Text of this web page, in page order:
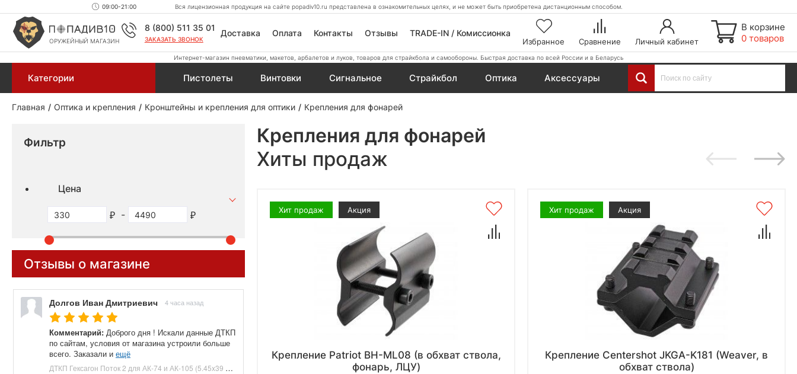
09:00-21:00 Вся лицензионная продукция на сайте popadiv10.ru представлена в ознакомительных целях, и не может быть приобретена дистанционным способом.
ОРУЖЕЙНЫЙ МАГАЗИН
8 (800) 511 35 01
ЗАКАЗАТЬ ЗВОНОК
Доставка Оплата Контакты Отзывы TRADE-IN / Комиссионка
Избранное Сравнение Личный кабинет
В корзине
0 товаров
Интернет-магазин пневматики, макетов, арбалетов и луков, товаров для страйкбола и самообороны. Быстрая доставка по всей России и в Беларусь
Категории Пистолеты Винтовки Сигнальное Страйкбол Оптика Аксессуары
Главная Оптика и крепления Кронштейны и крепления для оптики Крепления для фонарей
Фильтр
Цена
-
Отзывы о магазине
Долгов Иван Дмитриевич 4 часа назад
Комментарий: Доброго дня ! Искали данные ДТКП
по сайтам, условия от магазина устроили больше
всего. Заказали и ещё
ДТКП Гексагон Поток 2 для АК-74 и АК-105 (5.45x39 мм, M24x1.5, 170 мм, 7 камер, банка, сталь) купить в Москве и СПБ, цена 9900 руб. Доставка по РФ!
Крепления для фонарей
Хиты продаж
Хит продаж Акция
Крепление Patriot BH-ML08 (в обхват ствола,
фонарь, ЛЦУ)
Хит продаж Акция
Крепление Centershot JKGA-K181 (Weaver, в
обхват ствола)